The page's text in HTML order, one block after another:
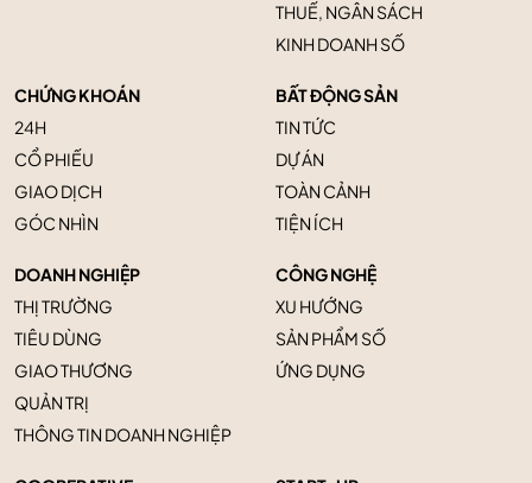
THUẾ, NGÂN SÁCH
KINH DOANH SỐ
CHỨNG KHOÁN
24H
CỔ PHIẾU
GIAO DỊCH
GÓC NHÌN
BẤT ĐỘNG SẢN
TIN TỨC
DỰ ÁN
TOÀN CẢNH
TIỆN ÍCH
DOANH NGHIỆP
THỊ TRƯỜNG
TIÊU DÙNG
GIAO THƯƠNG
QUẢN TRỊ
THÔNG TIN DOANH NGHIỆP
CÔNG NGHỆ
XU HƯỚNG
SẢN PHẨM SỐ
ỨNG DỤNG